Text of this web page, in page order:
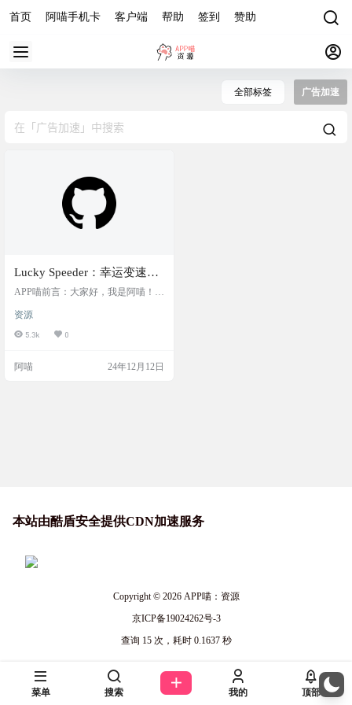
首页 阿喵手机卡 客户端 帮助 签到 赞助
全部标签 广告加速
Lucky Speeder：幸运变速
器，控制游戏/广告速度的
APP喵前言：大家好，我是阿喵！今
具——Lucky Speeder。这个工具可以
让你控制游戏或广告的速度，有四
点点运气。你可以点击不同的符号
资源
5.3k 0
阿喵 24年12月12日
本站由酷盾安全提供CDN加速服务
Copyright © 2026APP喵：资源
京ICP备19024262号-3
查询 15 次，耗时 0.1637 秒
菜单 搜索 我的 顶部